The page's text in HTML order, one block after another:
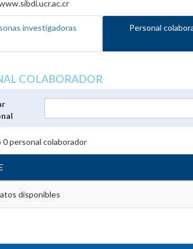
investigadoras Personal
COLABORADOR
0personal colaborador
disponibles